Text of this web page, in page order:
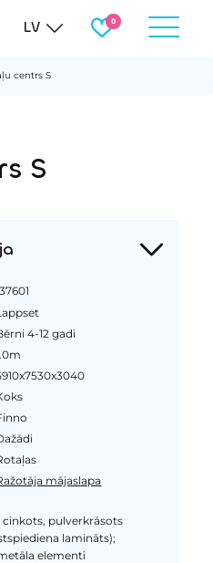
LV
centrs S
S
4-12 gadi
mājaslapa
pulverkrāsots
lamināts);
elementi